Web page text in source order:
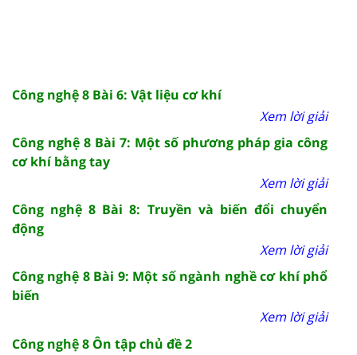
Công nghệ 8 Bài 6: Vật liệu cơ khí
Xem lời giải
Công nghệ 8 Bài 7: Một số phương pháp gia công
cơ khí bằng tay
Xem lời giải
Công nghệ 8 Bài 8: Truyền và biến đổi chuyển
động
Xem lời giải
Công nghệ 8 Bài 9: Một số ngành nghề cơ khí phổ
biến
Xem lời giải
Công nghệ 8 Ôn tập chủ đề 2